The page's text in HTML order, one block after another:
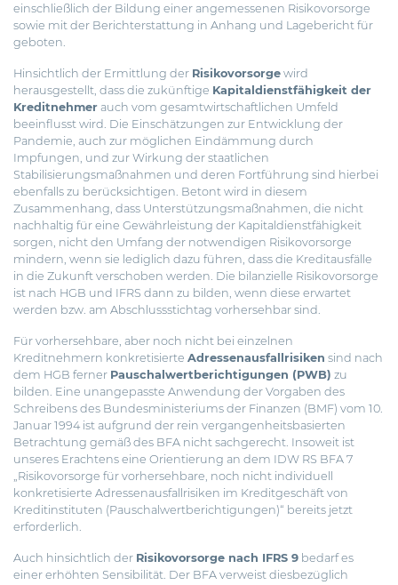
einschließlich der Bildung einer angemessenen Risikovorsorge
sowie mit der Berichterstattung in Anhang und Lagebericht für
geboten.
Hinsichtlich der Ermittlung der Risikovorsorge wird
herausgestellt, dass die zukünftige Kapitaldienstfähigkeit der
Kreditnehmer auch vom gesamtwirtschaftlichen Umfeld
beeinflusst wird. Die Einschätzungen zur Entwicklung der
Pandemie, auch zur möglichen Eindämmung durch
Impfungen, und zur Wirkung der staatlichen
Stabilisierungsmaßnahmen und deren Fortführung sind hierbei
ebenfalls zu berücksichtigen. Betont wird in diesem
Zusammenhang, dass Unterstützungsmaßnahmen, die nicht
nachhaltig für eine Gewährleistung der Kapitaldienstfähigkeit
sorgen, nicht den Umfang der notwendigen Risikovorsorge
mindern, wenn sie lediglich dazu führen, dass die Kreditausfälle
in die Zukunft verschoben werden. Die bilanzielle Risikovorsorge
ist nach HGB und IFRS dann zu bilden, wenn diese erwartet
werden bzw. am Abschlussstichtag vorhersehbar sind.
Für vorhersehbare, aber noch nicht bei einzelnen
Kreditnehmern konkretisierte Adressenausfallrisiken sind nach
dem HGB ferner Pauschalwertberichtigungen (PWB) zu
bilden. Eine unangepasste Anwendung der Vorgaben des
Schreibens des Bundesministeriums der Finanzen (BMF) vom 10.
Januar 1994 ist aufgrund der rein vergangenheitsbasierten
Betrachtung gemäß des BFA nicht sachgerecht. Insoweit ist
unseres Erachtens eine Orientierung an dem IDW RS BFA 7
„Risikovorsorge für vorhersehbare, noch nicht individuell
konkretisierte Adressenausfallrisiken im Kreditgeschäft von
Kreditinstituten (Pauschalwertberichtigungen)“ bereits jetzt
erforderlich.
Auch hinsichtlich der Risikovorsorge nach IFRS 9 bedarf es
einer erhöhten Sensibilität. Der BFA verweist diesbezüglich